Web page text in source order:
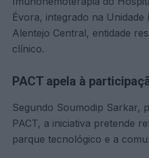
Évora, integrado na Unidade
Alentejo Central, entidade
clínico.
PACT apela à
Segundo Soumodip Sarkar,
PACT, a iniciativa pretende
parque tecnológico e a